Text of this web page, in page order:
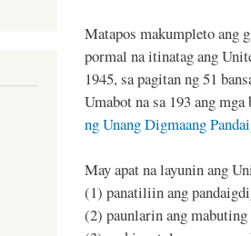
Matapos makumpleto ang
pormal na itinatag ang
1945, sa pagitan ng 51
Umabot na sa 193 ang
ng Unang Digmaang
May apat na layunin ang
(1) panatiliin ang
(2) paunlarin ang mabuting